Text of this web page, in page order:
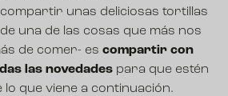
unas deliciosas tortillas
una de las cosas que más nos
de comer- es compartir con
las novedades para que estén
lo que viene a continuación.